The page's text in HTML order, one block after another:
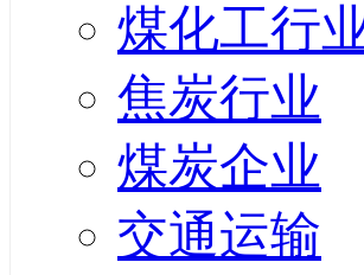
煤化工行
焦炭行业
煤炭企业
交通运输